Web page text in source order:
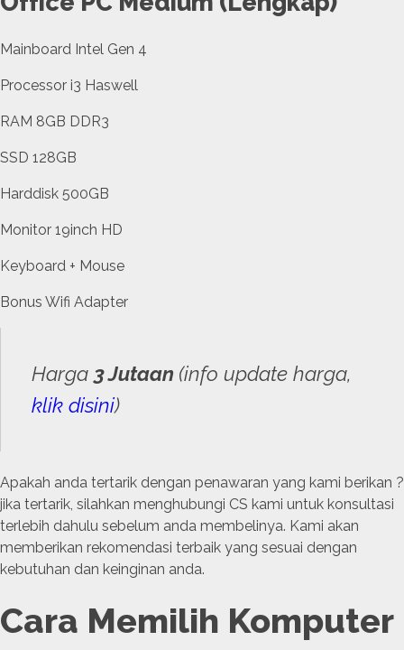
Mainboard Intel Gen 4
Processor i3 Haswell
RAM 8GB DDR3
SSD 128GB
Harddisk 500GB
Monitor 19inch HD
Keyboard + Mouse
Bonus Wifi Adapter
Harga 3 Jutaan (info update harga,
klik disini)
Apakah anda tertarik dengan penawaran yang kami berikan ?
jika tertarik, silahkan menghubungi CS kami untuk konsultasi
terlebih dahulu sebelum anda membelinya. Kami akan
memberikan rekomendasi terbaik yang sesuai dengan
kebutuhan dan keinginan anda.
Cara Memilih Komputer